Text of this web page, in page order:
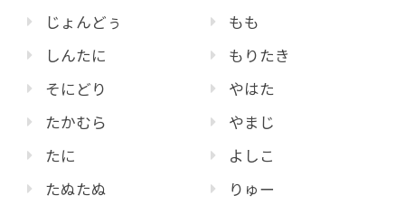
じょんどぅ
しんたに
そにどり
たかむら
たに
たぬたぬ
もも
もりたき
やはた
やまじ
よしこ
りゅー